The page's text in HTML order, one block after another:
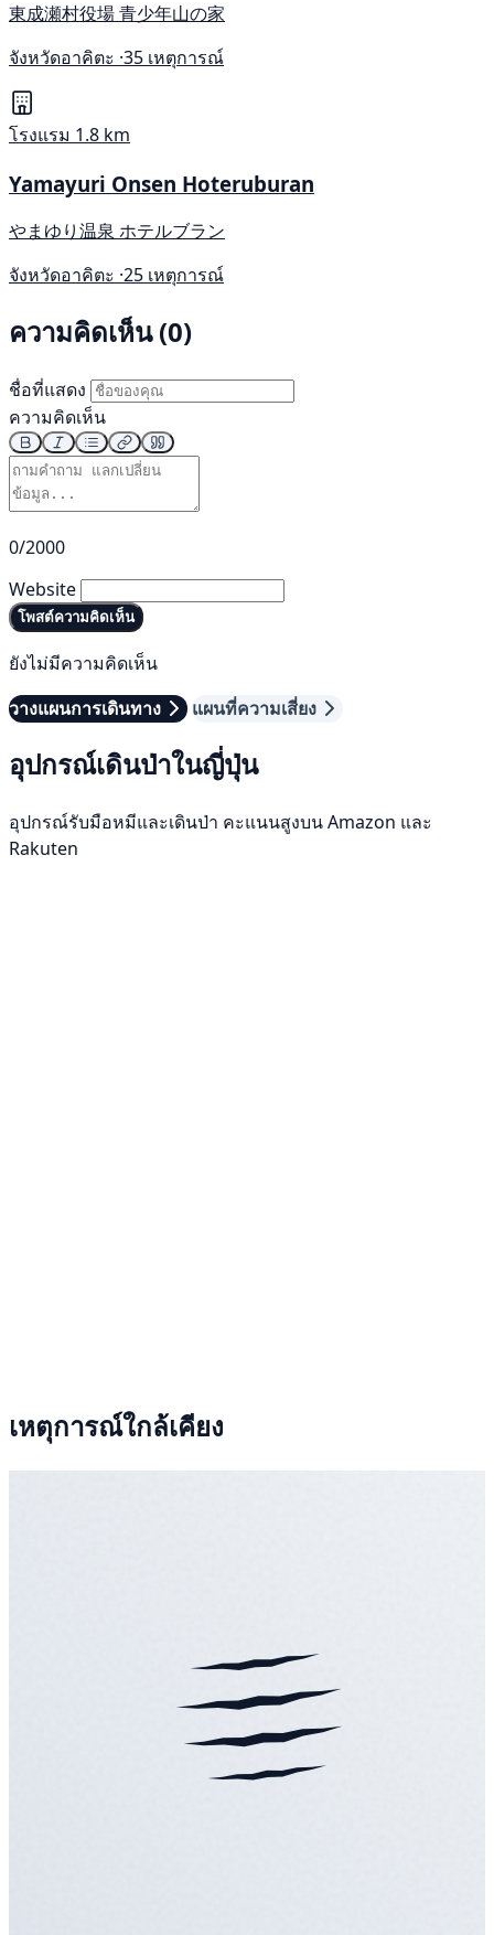
東成瀬村役場 青少年山の家
จังหวัดอาคิตะ ·35 เหตุการณ์
โรงแรม 1.8 km
Yamayuri Onsen Hoteruburan
やまゆり温泉 ホテルブラン
จังหวัดอาคิตะ ·25 เหตุการณ์
ความคิดเห็น (0)
ชื่อที่แสดง
ความคิดเห็น
0/2000
Website
โพสต์ความคิดเห็น
ยังไม่มีความคิดเห็น
วางแผนการเดินทาง
แผนที่ความเสี่ยง
อุปกรณ์เดินป่าในญี่ปุ่น
อุปกรณ์รับมือหมีและเดินป่า คะแนนสูงบน Amazon และ
Rakuten
เหตุการณ์ใกล้เคียง